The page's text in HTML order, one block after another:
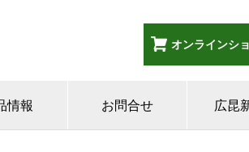
オンラインシ
情報 お問合せ 広昆